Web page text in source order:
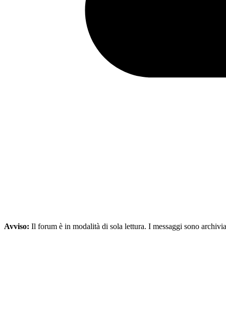
Avviso: Il forum è in modalità di sola lettura. I messaggi sono